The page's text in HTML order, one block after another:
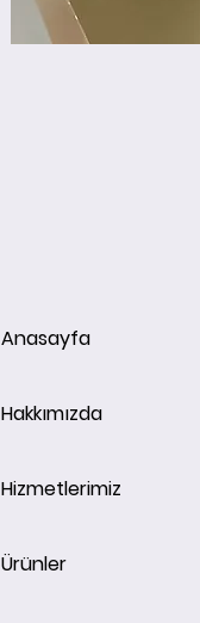
Anasayfa
Hakkımızda
Hizmetlerimiz
Ürünler